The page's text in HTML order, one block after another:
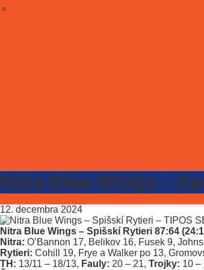
Nitra Blue Wings –
12. decembra 2024
Nitra Blue Wings – Spišskí Rytieri 87:64
Nitra: O’Bannon 17, Belikov 16, Fusek 9,
Rytieri: Cohill 19, Frye a Walker po 13,
TH: 13/11 – 18/13, Fauly: 20 – 21, Trojky: 10 –